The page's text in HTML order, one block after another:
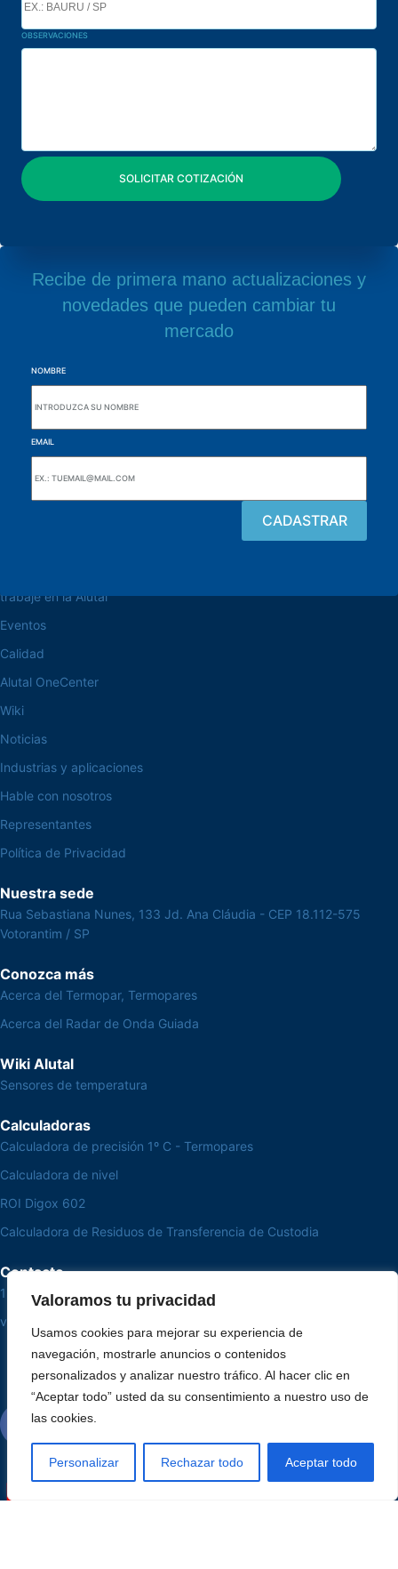
Valoramos tu privacidad
Usamos cookies para mejorar su experiencia de
navegación, mostrarle anuncios o contenidos
personalizados y analizar nuestro tráfico. Al hacer clic en
“Aceptar todo” usted da su consentimiento a nuestro uso de
las cookies.
Personalizar Rechazar todo Aceptar todo
OBSERVACIONES
Recibe de primera mano actualizaciones y
novedades que pueden cambiar tu
mercado
NOMBRE
EMAIL
trabaje en la Alutal
Eventos
Calidad
Alutal OneCenter
Wiki
Noticias
Industrias y aplicaciones
Hable con nosotros
Representantes
Política de Privacidad
Nuestra sede
Rua Sebastiana Nunes, 133 Jd. Ana Cláudia - CEP 18.112-575
Votorantim / SP
Conozca más
Acerca del Termopar, Termopares
Acerca del Radar de Onda Guiada
Wiki Alutal
Sensores de temperatura
Calculadoras
Calculadora de precisión 1º C - Termopares
Calculadora de nivel
ROI Digox 602
Calculadora de Residuos de Transferencia de Custodia
Contacto
15 3033-8008
vendas@alutal.com.br